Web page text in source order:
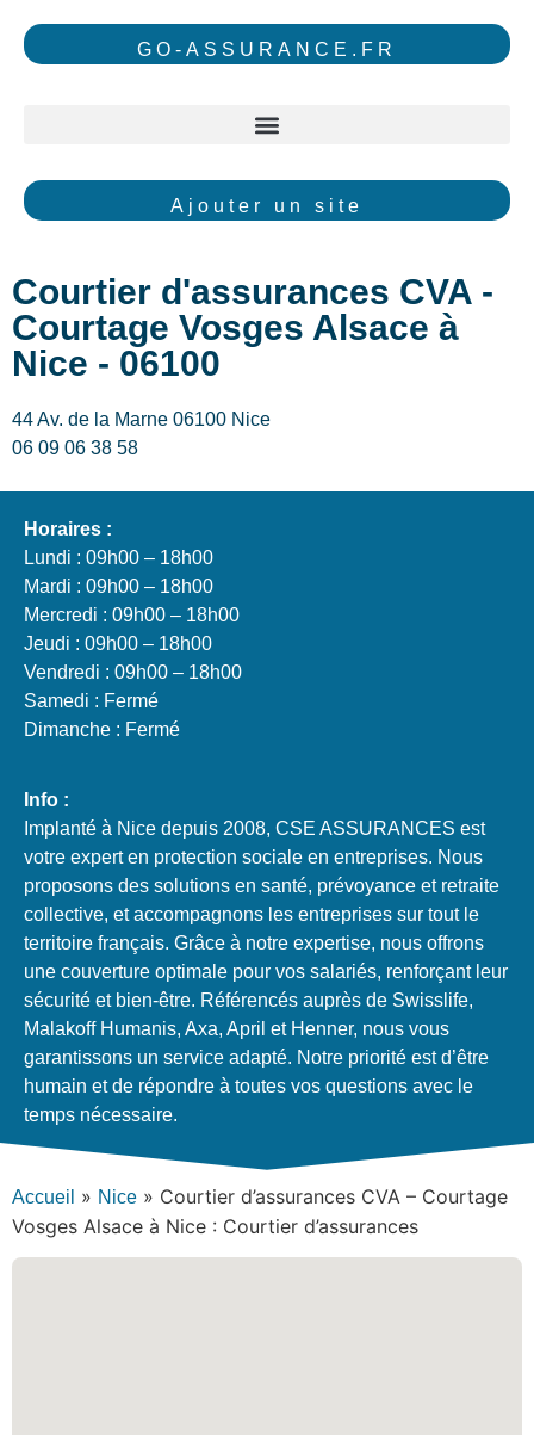
GO-ASSURANCE.FR
Ajouter un site
Courtier d'assurances CVA -
Courtage Vosges Alsace à
Nice - 06100
44 Av. de la Marne 06100 Nice
06 09 06 38 58
Horaires :
Lundi : 09h00 – 18h00
Mardi : 09h00 – 18h00
Mercredi : 09h00 – 18h00
Jeudi : 09h00 – 18h00
Vendredi : 09h00 – 18h00
Samedi : Fermé
Dimanche : Fermé
Info :
Implanté à Nice depuis 2008, CSE ASSURANCES est
votre expert en protection sociale en entreprises. Nous
proposons des solutions en santé, prévoyance et retraite
collective, et accompagnons les entreprises sur tout le
territoire français. Grâce à notre expertise, nous offrons
une couverture optimale pour vos salariés, renforçant leur
sécurité et bien-être. Référencés auprès de Swisslife,
Malakoff Humanis, Axa, April et Henner, nous vous
garantissons un service adapté. Notre priorité est d’être
humain et de répondre à toutes vos questions avec le
temps nécessaire.
Accueil » Nice » Courtier d’assurances CVA – Courtage
Vosges Alsace à Nice : Courtier d’assurances